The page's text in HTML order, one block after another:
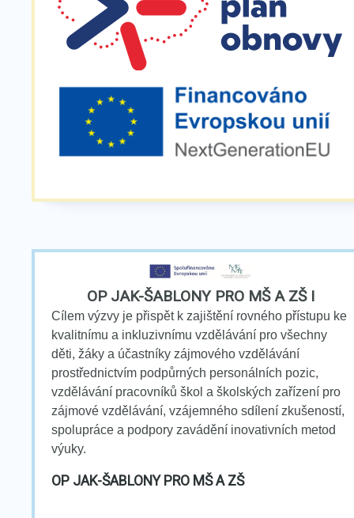
OP JAK-ŠABLONY PRO MŠ A ZŠ I
Cílem výzvy je přispět k zajištění rovného přístupu ke
kvalitnímu a inkluzivnímu vzdělávání pro všechny
děti, žáky a účastníky zájmového vzdělávání
prostřednictvím podpůrných personálních pozic,
vzdělávání pracovníků škol a školských zařízení pro
zájmové vzdělávání, vzájemného sdílení zkušeností,
spolupráce a podpory zavádění inovativních metod
výuky.
OP JAK-ŠABLONY PRO MŠ A ZŠ